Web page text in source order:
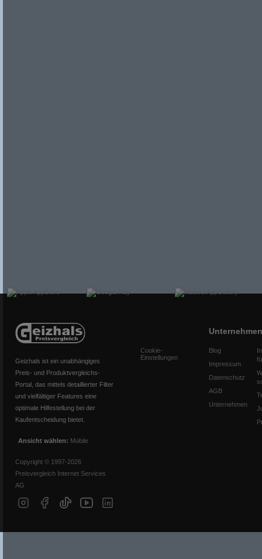
Geizhals ist ein unabhängiges
Preis- und Produktvergleichs-
Portal, das mittels detaillierter Filter
und vielfältiger Features eine
optimale Hilfestellung bei der
Kaufentscheidung bietet.
Ansicht wählen: Mobile
Copyright © 1997-2026
Preisvergleich Internet Services
AG
Cookie-
Einstellungen
Unternehmen
Blog
Impressum
Datenschutz
AGB
Unternehmen